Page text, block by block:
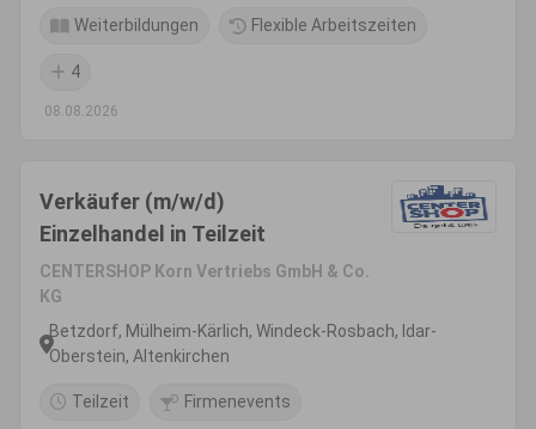
Weiterbildungen Flexible Arbeitszeiten
4
08.08.2026
Verkäufer (m/w/d)
Einzelhandel in Teilzeit
CENTERSHOP Korn Vertriebs GmbH & Co.
KG
Betzdorf, Mülheim-Kärlich, Windeck-Rosbach, Idar-
Oberstein, Altenkirchen
Teilzeit Firmenevents